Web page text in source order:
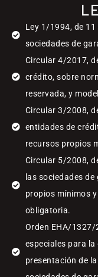
Ley 1/1994, de
sociedades de
Circular 4/2017,
crédito, sobre
reservada, y
Circular 3/2008,
entidades de
recursos propios
Circular 5/2008,
las sociedades
propios mínimos
obligatoria.
Orden EHA/1327/
especiales para
presentación de